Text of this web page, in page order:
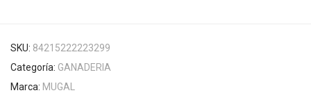
SKU: 84215222223299
Categoría: GANADERIA
Marca: MUGAL